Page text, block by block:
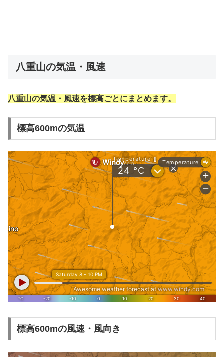
八重山の気温・風速
八重山の気温・風速を標高ごとにまとめます。
標高600mの気温
標高600mの風速・風向き